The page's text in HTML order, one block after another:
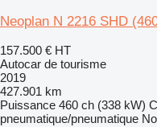
Neoplan N 2216 SHD
157.500 € HT
Autocar de tourisme
2019
427.901 km
Puissance 460 ch (338 kW)
pneumatique/pneumatique